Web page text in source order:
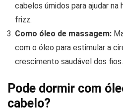
cabelos úmidos para ajudar
frizz.
Como óleo de massagem:
com o óleo para estimular a
crescimento saudável dos fios.
Pode dormir com
cabelo?